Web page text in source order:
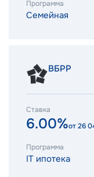
Программа
Семейная
ВБРР
Ставка
6.00%от26
Программа
IT ипотека